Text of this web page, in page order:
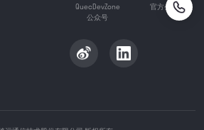
QuecDevZone
公众号
官方公众号